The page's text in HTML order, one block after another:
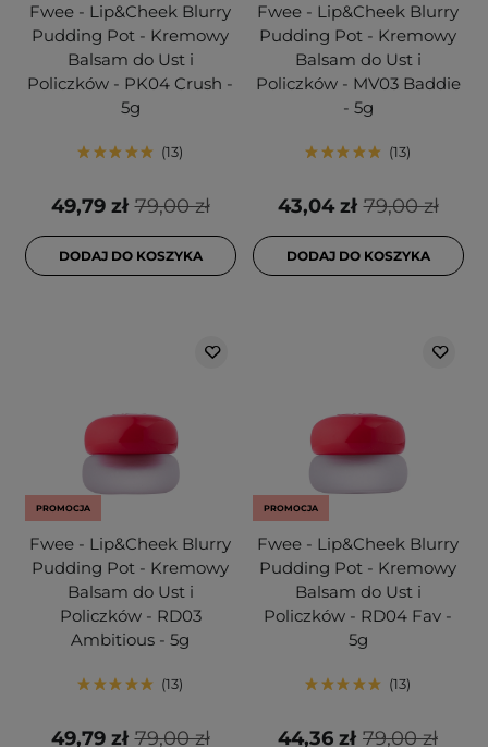
Fwee - Lip&Cheek Blurry
Pudding Pot - Kremowy
Balsam do Ust i
Policzków - PK04 Crush -
5g
13
79,00 zł
49,79 zł
DODAJ DO KOSZYKA
Fwee - Lip&Cheek Blurry
Pudding Pot - Kremowy
Balsam do Ust i
Policzków - MV03 Baddie
- 5g
13
79,00 zł
43,04 zł
DODAJ DO KOSZYKA
PROMOCJA
Fwee - Lip&Cheek Blurry
Pudding Pot - Kremowy
Balsam do Ust i
Policzków - RD03
Ambitious - 5g
13
79,00 zł
49,79 zł
PROMOCJA
Fwee - Lip&Cheek Blurry
Pudding Pot - Kremowy
Balsam do Ust i
Policzków - RD04 Fav -
5g
13
79,00 zł
44,36 zł